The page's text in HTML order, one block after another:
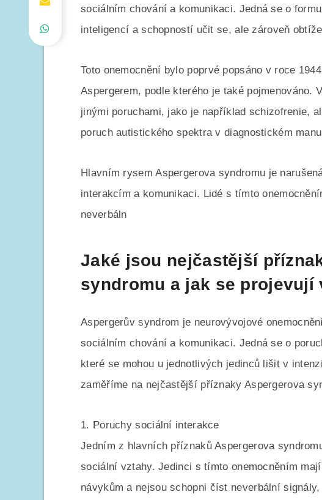
sociálním chování a komunikaci. Jedná se o
inteligencí a schopností učit se, ale zároveň
Toto onemocnění bylo poprvé popsáno v roce
Aspergerem, podle kterého je také pojmenováno.
jinými poruchami, jako je například schizofrenie,
poruch autistického spektra v diagnostickém
Hlavním rysem Aspergerova syndromu je
interakcím a komunikaci. Lidé s tímto
neverbáln
Jaké jsou nejčastější
syndromu a jak se projevují
Aspergerův syndrom je neurovývojové
sociálním chování a komunikaci. Jedná se o
které se mohou u jednotlivých jedinců lišit v
zaměříme na nejčastější příznaky Aspergerova
1. Poruchy sociální interakce
Jedním z hlavních příznaků Aspergerova
sociální vztahy. Jedinci s tímto onemocněním
návykům a nejsou schopni číst neverbální